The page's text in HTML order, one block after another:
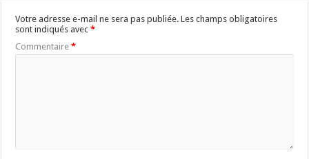
Votre adresse e-mail ne sera pas publiée. Les champs obligatoires
sont indiqués avec*
Commentaire*